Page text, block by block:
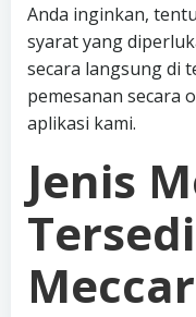
Anda inginkan,
syarat yang
secara langsung di
pemesanan secara
aplikasi kami.
Jenis